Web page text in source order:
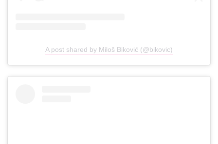
A post shared by Miloš Biković (@bikovic)